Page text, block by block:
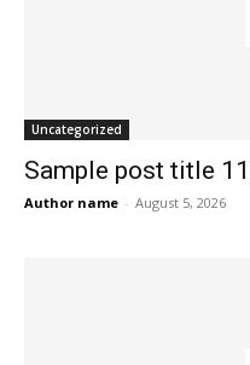
Uncategorized
Sample post title 11
Author name - August 5, 2026